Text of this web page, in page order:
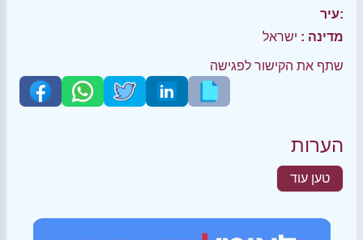
עיר:
מדינה : ישראל
שתף את הקישור לפגישה
הערות
טען עוד